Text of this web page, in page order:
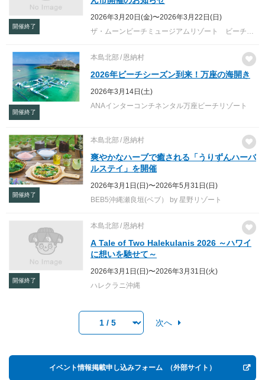
開催終了
2026年3月20日(金)〜2026年3月22日(日)
開催終了
本島北部 恩納村
2026年ビーチシーズン到来！万座の海開き
2026年3月14日(土)
ANAインターコンチネンタル万座ビーチリゾート
開催終了
本島北部 恩納村
爽やかなハーブで癒される「うりずんハーバ
ルステイ」を開催
2026年3月1日(日)〜2026年5月31日(日)
BEB5沖縄瀬良垣(ベブ） by 星野リゾート
開催終了
本島北部 恩納村
A Tale of Two Halekulanis 2026 ～ハワイ
に想いを馳せて～
2026年3月1日(日)〜2026年3月31日(火)
ハレクラニ沖縄
次へ
イベント情報掲載申し込みフォーム （外部サイト）